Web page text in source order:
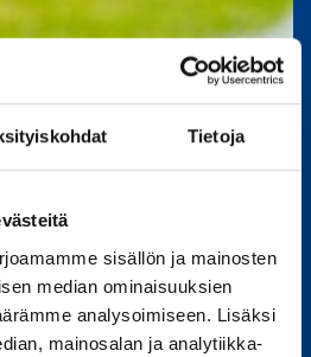
Tietoja
sisällön ja mainosten
median ominaisuuksien
analysoimiseen. Lisäksi
mainosalan ja analytiikka-